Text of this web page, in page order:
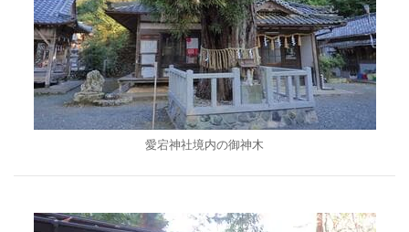
愛宕神社境内の御神木